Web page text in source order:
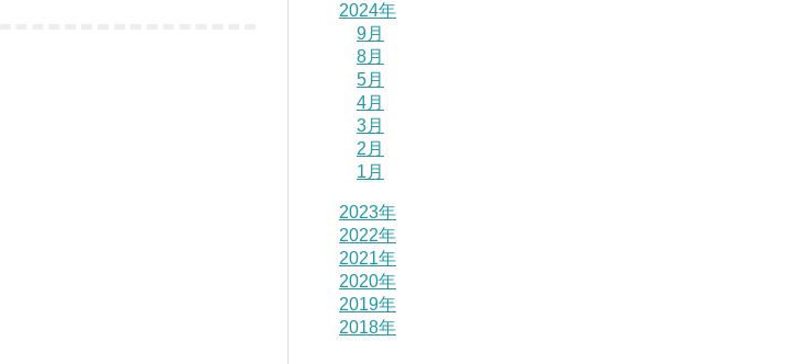
2024年
9月
8月
5月
4月
3月
2月
1月
2023年
2022年
2021年
2020年
2019年
2018年